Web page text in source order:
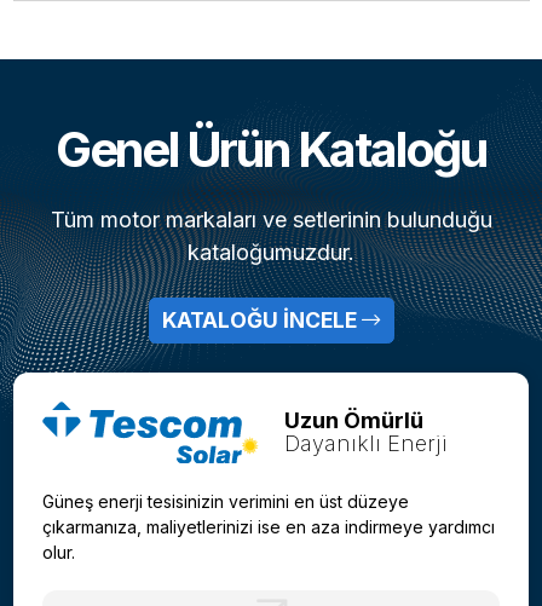
Genel Ürün Kataloğu
Tüm motor markaları ve setlerinin bulunduğu
kataloğumuzdur.
KATALOĞU İNCELE
Uzun Ömürlü
Dayanıklı Enerji
Güneş enerji tesisinizin verimini en üst düzeye
çıkarmanıza, maliyetlerinizi ise en aza indirmeye yardımcı
olur.